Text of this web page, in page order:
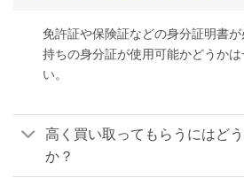
免許証や保険証などの身分証明書
持ちの身分証が使用可能かどうか
い。
高く買い取ってもらうにはど
か？